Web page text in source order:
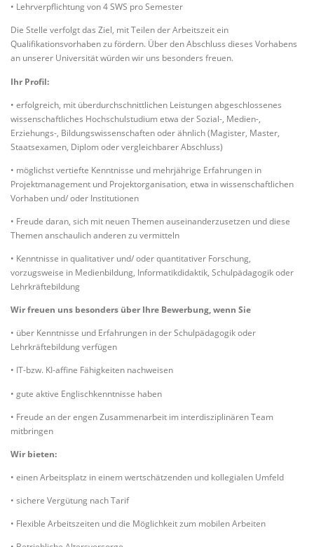
• Lehrverpflichtung von 4 SWS pro Semester
Die Stelle verfolgt das Ziel, mit Teilen der Arbeitszeit ein
Qualifikationsvorhaben zu fördern. Über den Abschluss dieses Vorhabens
an unserer Universität würden wir uns besonders freuen.
Ihr Profil:
• erfolgreich, mit überdurchschnittlichen Leistungen abgeschlossenes
wissenschaftliches Hochschulstudium etwa der Sozial-, Medien-,
Erziehungs-, Bildungswissenschaften oder ähnlich (Magister, Master,
Staatsexamen, Diplom oder vergleichbarer Abschluss)
• möglichst vertiefte Kenntnisse und mehrjährige Erfahrungen in
Projektmanagement und Projektorganisation, etwa in wissenschaftlichen
Vorhaben und/ oder Institutionen
• Freude daran, sich mit neuen Themen auseinanderzusetzen und diese
Themen anschaulich anderen zu vermitteln
• Kenntnisse in qualitativer und/ oder quantitativer Forschung,
vorzugsweise in Medienbildung, Informatikdidaktik, Schulpädagogik oder
Lehrkräftebildung
Wir freuen uns besonders über Ihre Bewerbung, wenn Sie
• über Kenntnisse und Erfahrungen in der Schulpädagogik oder
Lehrkräftebildung verfügen
• IT-bzw. KI-affine Fähigkeiten nachweisen
• gute aktive Englischkenntnisse haben
• Freude an der engen Zusammenarbeit im interdisziplinären Team
mitbringen
Wir bieten:
• einen Arbeitsplatz in einem wertschätzenden und kollegialen Umfeld
• sichere Vergütung nach Tarif
• Flexible Arbeitszeiten und die Möglichkeit zum mobilen Arbeiten